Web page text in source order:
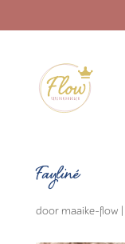
Fayliné
door maaike-flow |